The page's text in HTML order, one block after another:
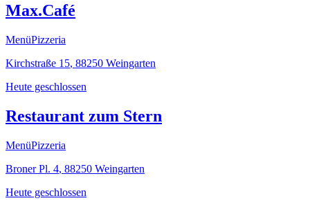
Max.Café
MenüPizzeria
Kirchstraße 15, 88250 Weingarten
Heute geschlossen
Restaurant zum Stern
MenüPizzeria
Broner Pl. 4, 88250 Weingarten
Heute geschlossen